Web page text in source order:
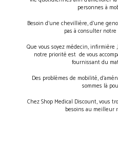
personnes à
Besoin d’une chevillière, d’une
pas à consulter
Que vous soyez médecin,
notre priorité est de vous
fournissant du
Des problèmes de mobilité,
sommes là
Chez Shop Medical Discount, vous
besoins au meilleur